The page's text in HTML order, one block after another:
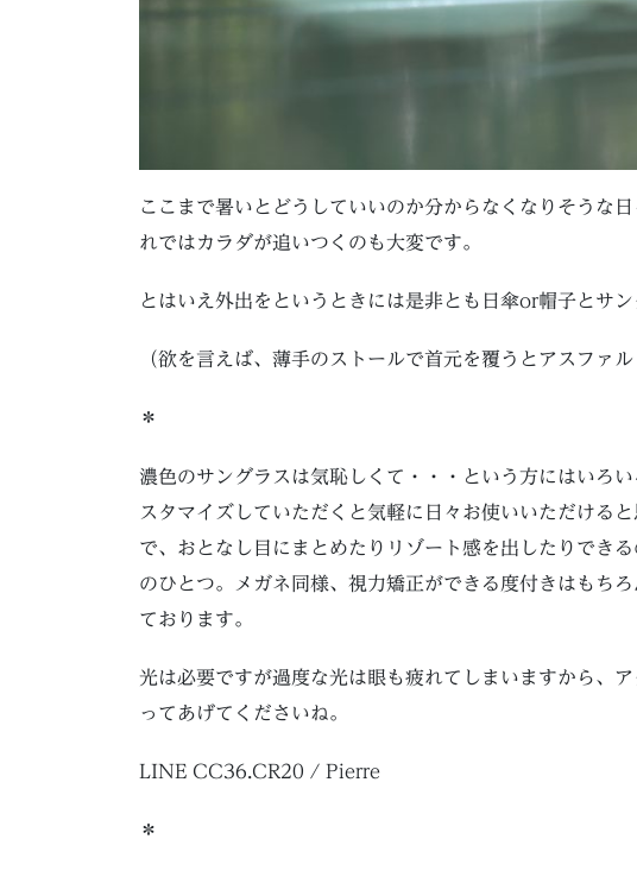
ここまで暑いとどうしていいのか分からなくなりそうな
れではカラダが追いつくのも大変です。
とはいえ外出をというときには是非とも日傘or帽子とサン
（欲を言えば、薄手のストールで首元を覆うとアスファ
＊
濃色のサングラスは気恥しくて・・・という方にはいろ
スタマイズしていただくと気軽に日々お使いいただける
で、おとなし目にまとめたりリゾート感を出したりでき
のひとつ。メガネ同様、視力矯正ができる度付きはもち
ております。
光は必要ですが過度な光は眼も疲れてしまいますから、
ってあげてくださいね。
LINE CC36.CR20 / Pierre
＊